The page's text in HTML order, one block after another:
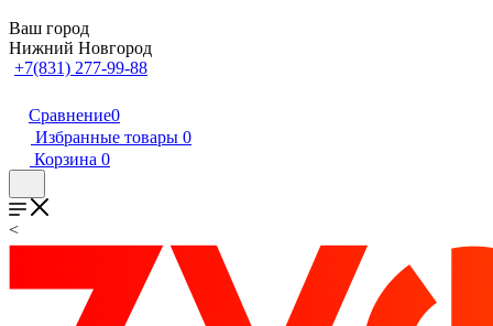
Ваш город
Нижний Новгород
+7(831) 277-99-88
Сравнение0
Избранные товары 0
Корзина 0
<